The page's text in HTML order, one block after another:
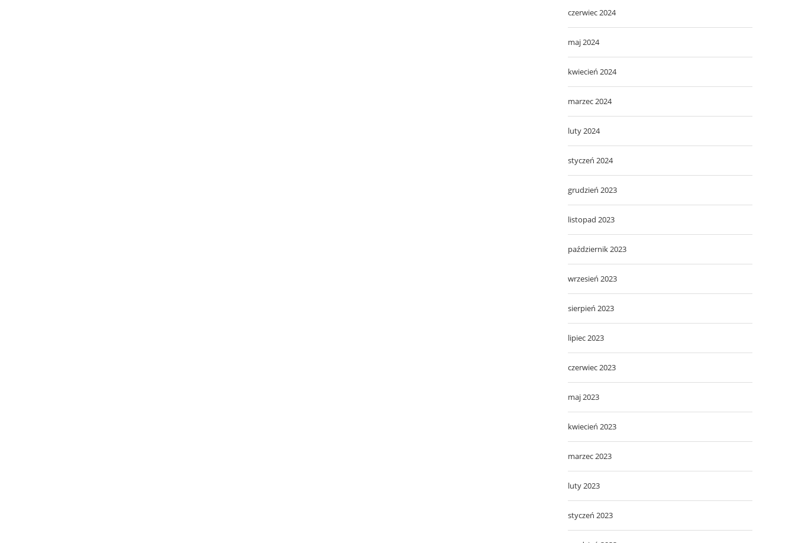
czerwiec 2024
maj 2024
kwiecień 2024
marzec 2024
luty 2024
styczeń 2024
grudzień 2023
listopad 2023
październik 2023
wrzesień 2023
sierpień 2023
lipiec 2023
czerwiec 2023
maj 2023
kwiecień 2023
marzec 2023
luty 2023
styczeń 2023